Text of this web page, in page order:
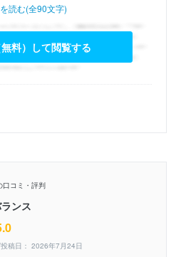
読む(全90文字)
料）して閲覧する
口コミ・評判
ンス
稿日： 2026年7月24日